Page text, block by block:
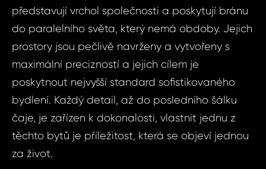
představují vrchol společnosti a poskytují bránu
do paralelního světa, který nemá obdoby. Jejich
prostory jsou pečlivě navrženy a vytvořeny s
maximální precizností a jejich cílem je
poskytnout nejvyšší standard sofistikovaného
bydlení. Každý detail, až do posledního šálku
čaje, je zařízen k dokonalosti, vlastnit jednu z
těchto bytů je příležitost, která se objeví jednou
za život.